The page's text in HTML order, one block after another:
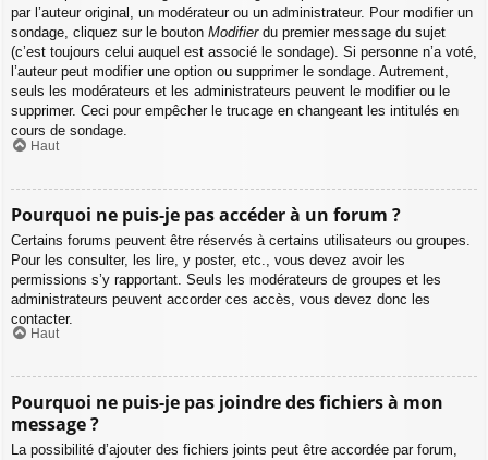
par l’auteur original, un modérateur ou un administrateur. Pour modifier un
sondage, cliquez sur le bouton Modifierdu premier message du sujet
(c’est toujours celui auquel est associé le sondage). Si personne n’a voté,
l’auteur peut modifier une option ou supprimer le sondage. Autrement,
seuls les modérateurs et les administrateurs peuvent le modifier ou le
supprimer. Ceci pour empêcher le trucage en changeant les intitulés en
cours de sondage.
Haut
Pourquoi ne puis-je pas accéder à un forum ?
Certains forums peuvent être réservés à certains utilisateurs ou groupes.
Pour les consulter, les lire, y poster, etc., vous devez avoir les
permissions s’y rapportant. Seuls les modérateurs de groupes et les
administrateurs peuvent accorder ces accès, vous devez donc les
contacter.
Haut
Pourquoi ne puis-je pas joindre des fichiers à mon
message ?
La possibilité d’ajouter des fichiers joints peut être accordée par forum,